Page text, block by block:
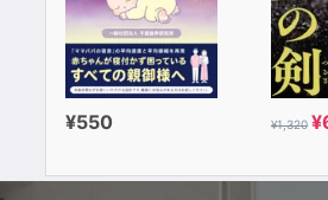
¥550 ¥1,320